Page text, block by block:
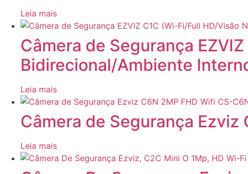
Leia mais
Câmera de Segurança
Bidirecional/Ambiente
Leia mais
Câmera de Segurança
Leia mais